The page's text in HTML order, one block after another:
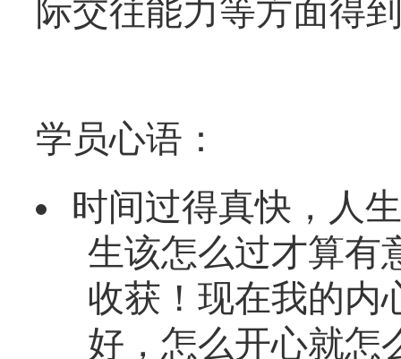
际交往能力等方面得
学员心语：
时间过得真快，人
生该怎么过才算有
收获！现在我的内
好，怎么开心就怎